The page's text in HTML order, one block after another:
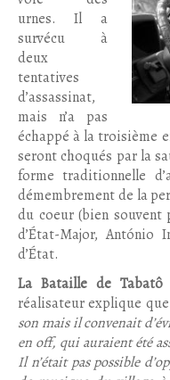
urnes. Il a
survécu à
deux
tentatives
d’assassinat,
mais n’a pas
échappé à la troisième
seront choqués par la
forme traditionnelle
démembrement de la
du coeur (bien souvent
d’État-Major, António
d’État.
La Bataille de Tabatô
réalisateur explique que
son mais il convenait
en off, qui auraient été
Il n’était pas possible